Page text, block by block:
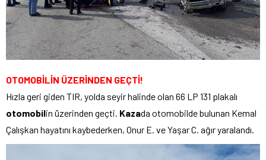
OTOMOBİLİN ÜZERİNDEN GEÇTİ!
Hızla geri giden TIR, yolda seyir halinde olan 66 LP 131 plakalı
otomobilin üzerinden geçti. Kazada otomobilde bulunan Kemal
Çalışkan hayatını kaybederken, Onur E. ve Yaşar C. ağır yaralandı.